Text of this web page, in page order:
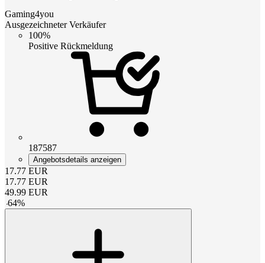
Gaming4you
Ausgezeichneter Verkäufer
100%
Positive Rückmeldung
187587
Angebotsdetails anzeigen
17.77 EUR
17.77 EUR
49.99 EUR
-64%